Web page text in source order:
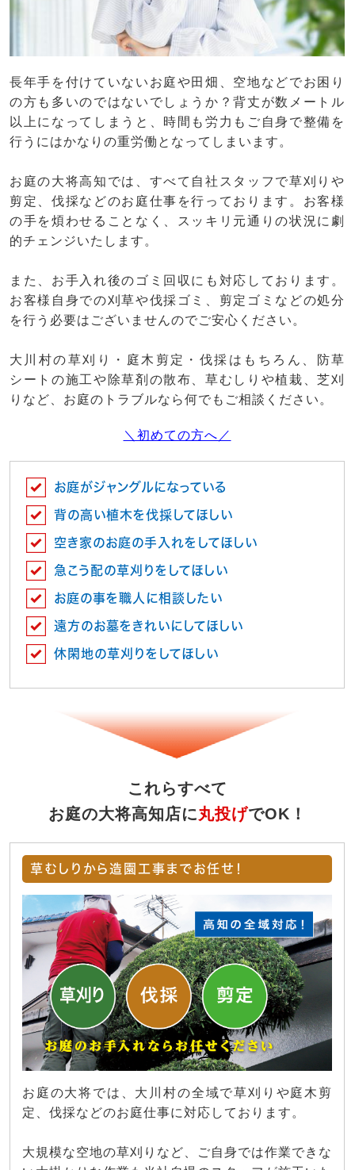
長年手を付けていないお庭や田畑、空地などでお困り
の方も多いのではないでしょうか？背丈が数メートル
以上になってしまうと、時間も労力もご自身で整備を
行うにはかなりの重労働となってしまいます。
お庭の大将高知では、すべて自社スタッフで草刈りや
剪定、伐採などのお庭仕事を行っております。お客様
の手を煩わせることなく、スッキリ元通りの状況に劇
的チェンジいたします。
また、お手入れ後のゴミ回収にも対応しております。
お客様自身での刈草や伐採ゴミ、剪定ゴミなどの処分
を行う必要はございませんのでご安心ください。
大川村の草刈り・庭木剪定・伐採はもちろん、防草
シートの施工や除草剤の散布、草むしりや植栽、芝刈
りなど、お庭のトラブルなら何でもご相談ください。
＼初めての方へ／
お庭がジャングルになっている
背の高い植木を伐採してほしい
空き家のお庭の手入れをしてほしい
急こう配の草刈りをしてほしい
お庭の事を職人に相談したい
遠方のお墓をきれいにしてほしい
休閑地の草刈りをしてほしい
これらすべて
お庭の大将高知店に丸投げでOK！
草むしりから造園工事までお任せ！
お庭の大将では、大川村の全域で草刈りや庭木剪
定、伐採などのお庭仕事に対応しております。
大規模な空地の草刈りなど、ご自身では作業できな